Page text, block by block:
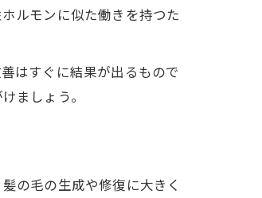
ルモンに似た働きを持つた
はすぐに結果が出るもので
ましょう。
の毛の生成や修復に大きく